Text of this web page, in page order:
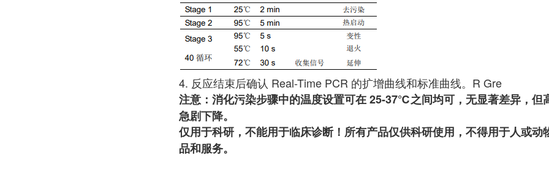
4. 反应结束后确认 Real-Time PCR 的扩增曲线和标准曲线。R Gre
注意：消化污染步骤中的温度设置可在 25-37℃之间均可，无显著差异，
急剧下降。
仅用于科研，不能用于临床诊断！所有产品仅供科研使用，不得用于人或
品和服务。